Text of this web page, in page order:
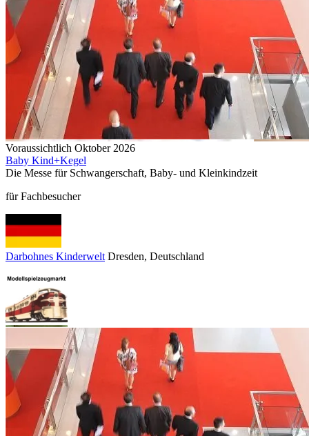
Voraussichtlich Oktober 2026
Baby Kind+Kegel
Die Messe für Schwangerschaft, Baby- und Kleinkindzeit
für Fachbesucher
Darbohnes Kinderwelt Dresden, Deutschland